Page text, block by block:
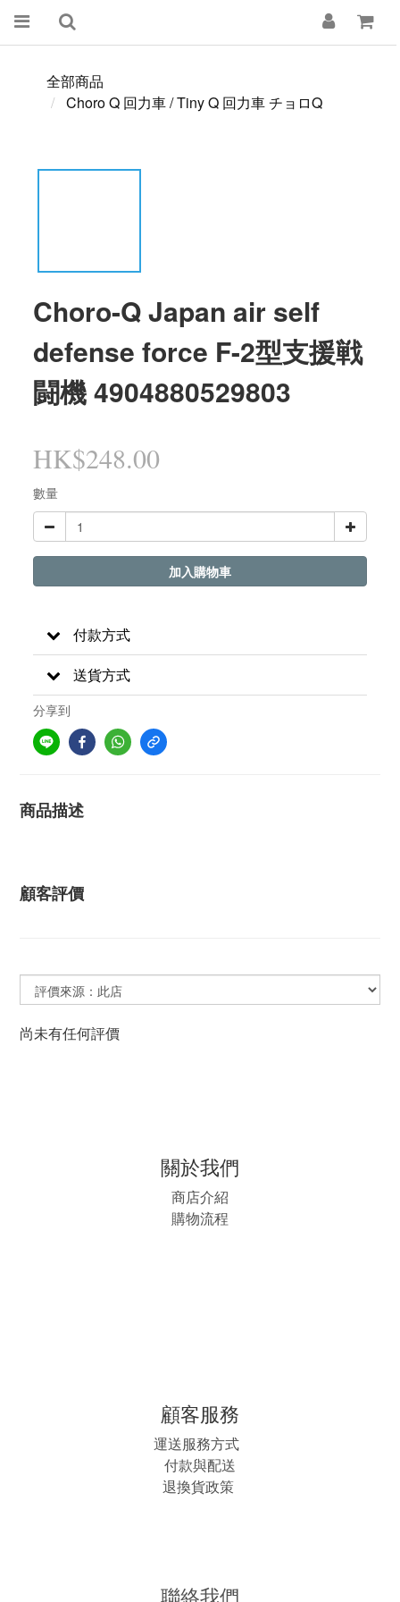
全部商品
Choro Q 回力車 / Tiny Q 回力車 チョロQ
Choro-Q Japan air self
defense force F-2型支援戦
闘機 4904880529803
HK$248.00
數量
加入購物車
付款方式
送貨方式
分享到
商品描述
顧客評價
尚未有任何評價
關於我們
商店介紹
購物流程
顧客服務
運送服務方式
付款與配送
退換貨政策
聯絡我們